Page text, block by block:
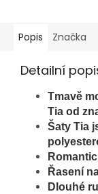
Popis Značka
Detailní
Tmavě
Tia od
Šaty Tia
Řasení
Dlouhé